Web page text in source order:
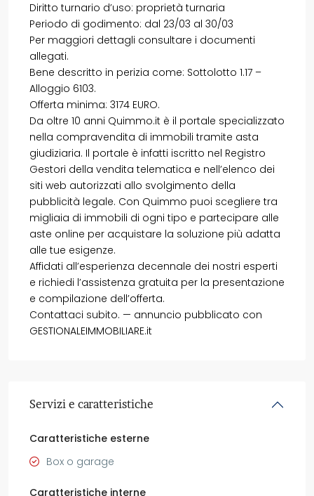
Diritto turnario d’uso: proprietà turnaria
Periodo di godimento: dal 23/03 al 30/03
Per maggiori dettagli consultare i documenti
allegati.
Bene descritto in perizia come: Sottolotto 1.17 –
Alloggio 6103.
Offerta minima: 3174 EURO.
Da oltre 10 anni Quimmo.it è il portale specializzato
nella compravendita di immobili tramite asta
giudiziaria. Il portale è infatti iscritto nel Registro
Gestori della vendita telematica e nell’elenco dei
siti web autorizzati allo svolgimento della
pubblicità legale. Con Quimmo puoi scegliere tra
migliaia di immobili di ogni tipo e partecipare alle
aste online per acquistare la soluzione più adatta
alle tue esigenze.
Affidati all’esperienza decennale dei nostri esperti
e richiedi l’assistenza gratuita per la presentazione
e compilazione dell’offerta.
Contattaci subito. — annuncio pubblicato con
GESTIONALEIMMOBILIARE.it
Servizi e caratteristiche
Caratteristiche esterne
Box o garage
Caratteristiche interne